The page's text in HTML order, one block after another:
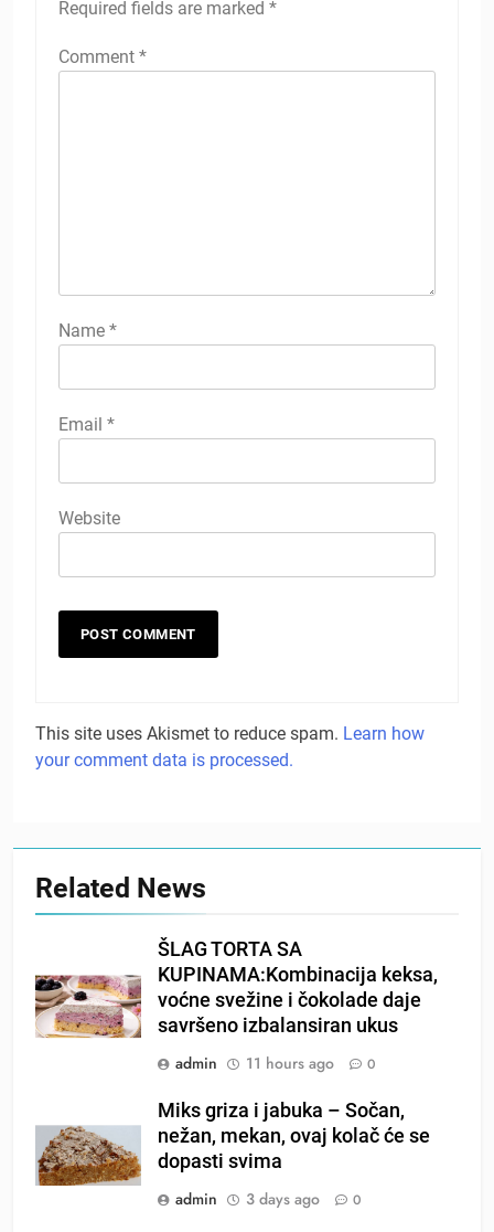
Required fields are marked *
Comment *
Name *
Email *
Website
This site uses Akismet to reduce spam. Learn how
your comment data is processed.
Related News
ŠLAG TORTA SA
KUPINAMA:Kombinacija keksa,
voćne svežine i čokolade daje
savršeno izbalansiran ukus
admin
11 hours ago 0
Miks griza i jabuka – Sočan,
nežan, mekan, ovaj kolač će se
dopasti svima
admin
3 days ago 0